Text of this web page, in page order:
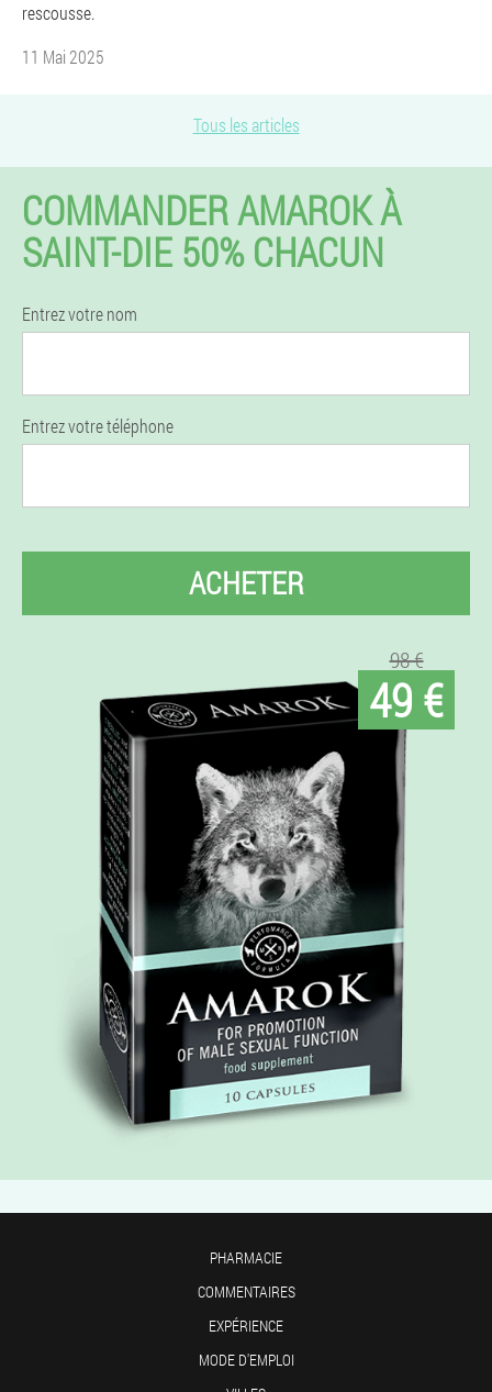
rescousse.
11 Mai 2025
Tous les articles
COMMANDER AMAROK À
SAINT-DIE 50% CHACUN
Entrez votre nom
Entrez votre téléphone
ACHETER
98 €
49 €
PHARMACIE
COMMENTAIRES
EXPÉRIENCE
MODE D'EMPLOI